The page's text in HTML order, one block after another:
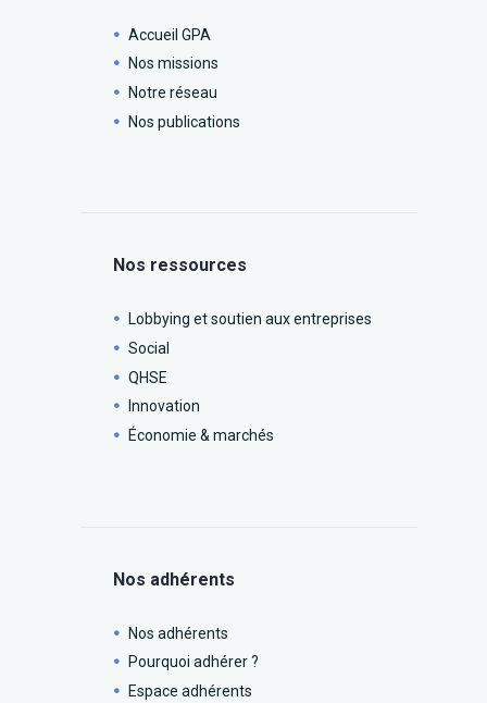
Accueil GPA
Nos missions
Notre réseau
Nos publications
Nos ressources
Lobbying et soutien aux entreprises
Social
QHSE
Innovation
Économie & marchés
Nos adhérents
Nos adhérents
Pourquoi adhérer ?
Espace adhérents